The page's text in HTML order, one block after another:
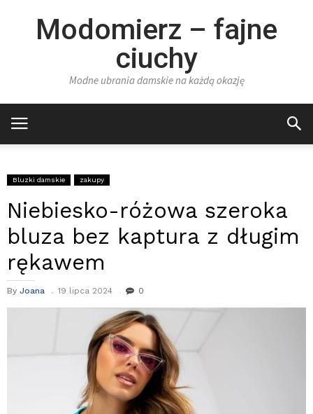
Modomierz – fajne
ciuchy
Modne ubrania damskie na każdą okazję
Bluzki damskie zakupy
Niebiesko-różowa szeroka
bluza bez kaptura z długim
rękawem
By Joana 19 lipca 2024 0